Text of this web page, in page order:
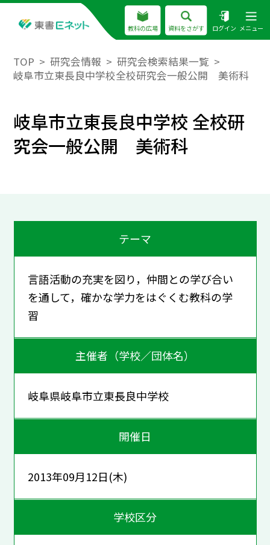
教科の広場 資料をさがす ログイン メニュー
TOP 研究会情報
研究会検索結果一覧
岐阜市立東長良中学校全校研究会一般公開 美術科
岐阜市立東長良中学校 全校研
究会一般公開 美術科
テーマ
言語活動の充実を図り，仲間との学び合い
を通して，確かな学力をはぐくむ教科の学
習
主催者（学校／団体名）
岐阜県岐阜市立東長良中学校
開催日
2013年09月12日(木)
学校区分